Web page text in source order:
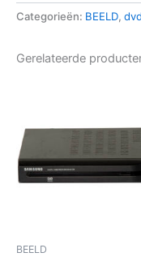
Categorieën: BEELD,
Gerelateerde
BEELD